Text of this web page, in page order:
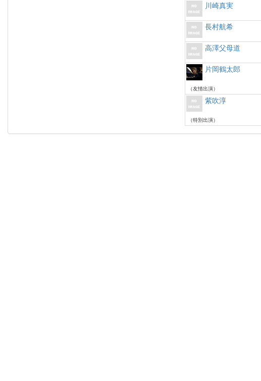
川崎真実
長村航希
高澤父母道
片岡鶴太郎
（友情出演）
紫吹淳
（特別出演）